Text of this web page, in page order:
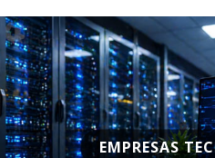
EMPRESAS